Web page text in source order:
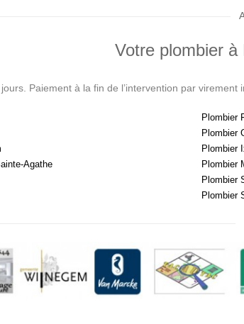
Votre plombier à
Paiement à la fin de l’intervention par
Agathe
Plombier
Plombier
Plombier
Plombier
Plombier
Plombier